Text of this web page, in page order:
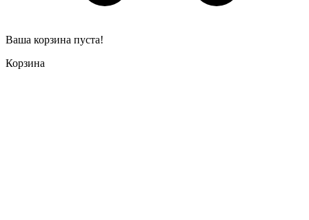
Ваша корзина пуста!
Корзина